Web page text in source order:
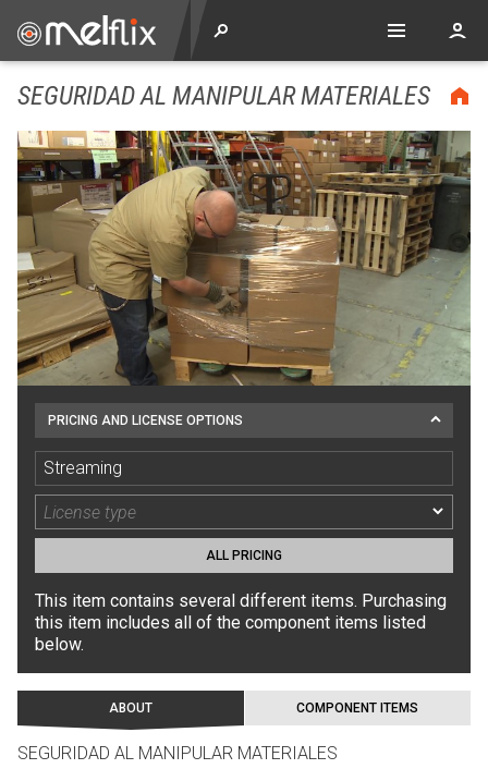
SEGURIDAD AL MANIPULAR MATERIALES
PRICING AND LICENSE OPTIONS
Streaming
ALL PRICING
This item contains several different items. Purchasing
this item includes all of the component items listed
below.
ABOUT COMPONENT ITEMS
SEGURIDAD AL MANIPULAR MATERIALES